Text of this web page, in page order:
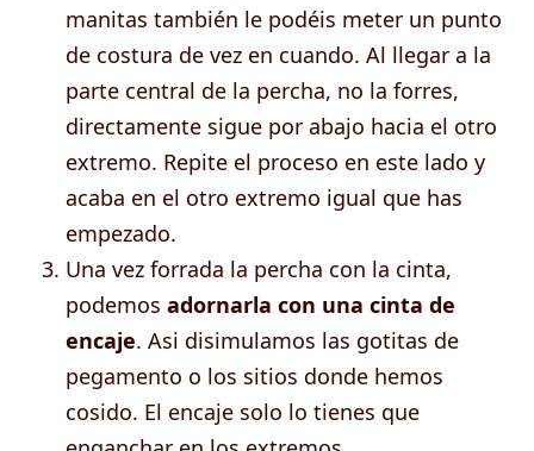
manitas también le podéis meter un punto
de costura de vez en cuando. Al llegar a la
parte central de la percha, no la forres,
directamente sigue por abajo hacia el otro
extremo. Repite el proceso en este lado y
acaba en el otro extremo igual que has
empezado.
Una vez forrada la percha con la cinta,
podemos adornarla con una cinta de
encaje. Asi disimulamos las gotitas de
pegamento o los sitios donde hemos
cosido. El encaje solo lo tienes que